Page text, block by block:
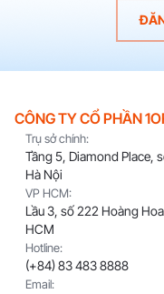
CÔNG TY CỔ PHẦN
Trụ sở chính:
Tầng 5, Diamond Place,
Hà Nội
VP HCM:
Lầu 3, số 222 Hoàng
HCM
Hotline:
(+84) 83 483 8888
Email: